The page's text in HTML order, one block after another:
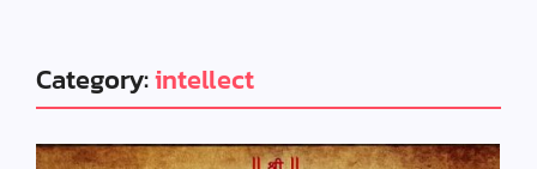
Category:intellect